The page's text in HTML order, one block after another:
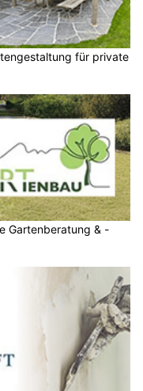
für private
Gartenberatung & -